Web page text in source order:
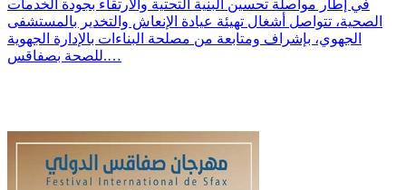
في إطار مواصلة تحسين البنية التحتية والارتقاء بجودة الخدمات
الصحية، تتواصل أشغال تهيئة عيادة الإنعاش والتخدير بالمستشفى
الجهوي، بإشراف ومتابعة من مصلحة البناءات بالإدارة الجهوية
للصحة بصفاقس.…